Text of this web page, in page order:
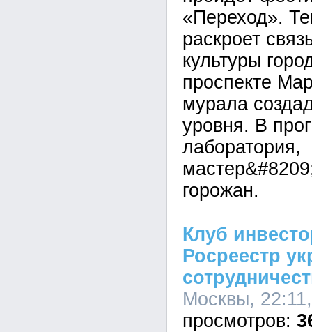
«Переход».
раскроет
культуры
проспекте
мурала
уровня. В
лаборатория,
горожан.
Клуб
Росреестр
Москвы,